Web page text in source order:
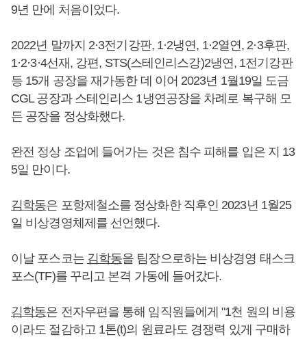
9년 만에 처음이었다.
2022년 말까지 2·3전기강판, 1·2냉연, 1·2열연, 2·3후판,
1·2·3·4선재, 강편, STS(스테인리스강)2냉연, 1전기강판
등 15개 공장을 재가동한 데 이어 2023년 1월19일 도금
CGL 공장과 스테인리스 1냉연공장을 차례로 복구해 모
든 공장을 정상화했다.
완전 정상 조업에 들어가는 것은 침수 피해를 입은 지 13
5일 만이다.
김학동은 포항제철소를 정상화한 직후인 2023년 1월25
일 비상경영체제를 선언했다.
이날 포스코는 김학동을 팀장으로하는 비상경영 태스크
포스(TF)를 꾸리고 본격 가동에 들어갔다.
김학동은 전자우편을 통해 임직원들에게 "1천 원의 비용
이라도 절감하고 1톤(t)의 원료라도 경쟁력 있게 구매하